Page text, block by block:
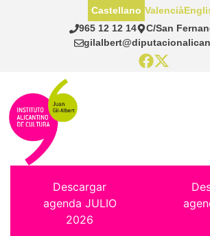
965 12 12 14
C/San
Castellano Valencià
Descargar
agenda JULIO
2026